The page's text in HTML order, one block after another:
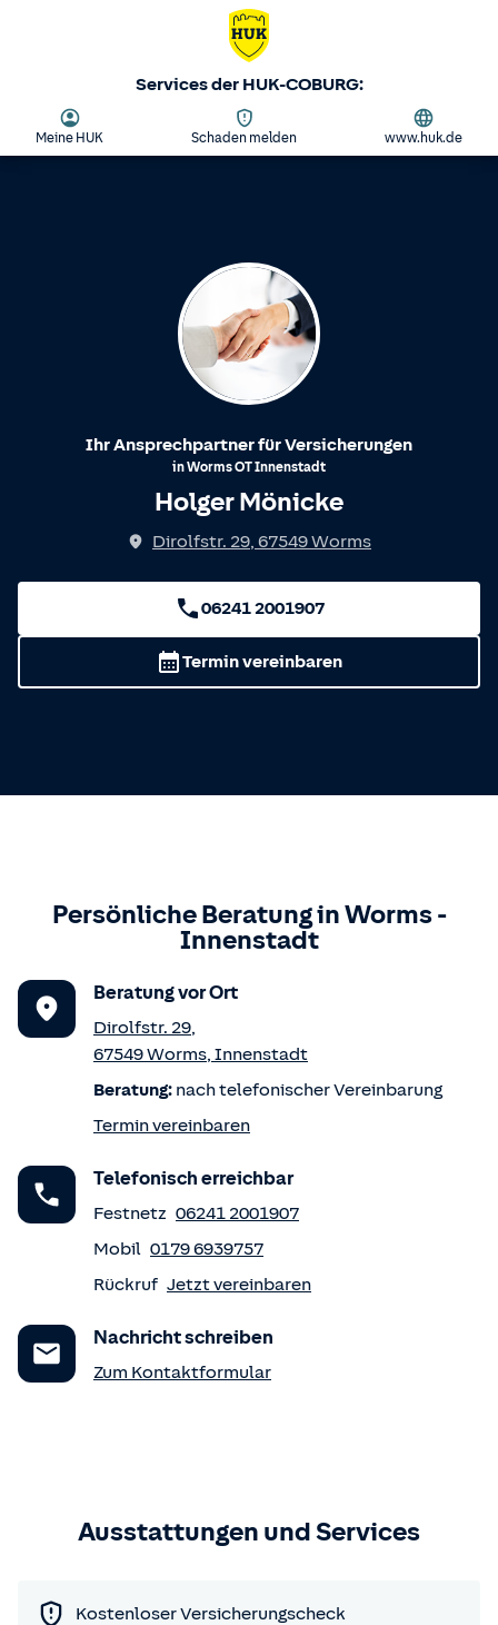
Services der HUK-COBURG:
Meine HUK Schaden melden www.huk.de
Ihr Ansprechpartner für Versicherungen
inWormsOTInnenstadt
Holger Mönicke
Dirolfstr. 29, 67549Worms
06241 2001907
Termin vereinbaren
Persönliche Beratung inWorms -
Innenstadt
Beratung vor Ort
Dirolfstr. 29,
67549Worms, Innenstadt
Beratung: nach telefonischer Vereinbarung
Termin vereinbaren
Telefonisch erreichbar
Festnetz 06241 2001907
Mobil 0179 6939757
Rückruf Jetzt vereinbaren
Nachricht schreiben
Zum Kontaktformular
Ausstattungen und Services
Kostenloser Versicherungscheck